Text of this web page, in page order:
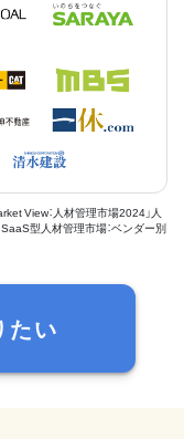
View：人材管理市場2024」人
型人材管理市場：ベンダー別
たい